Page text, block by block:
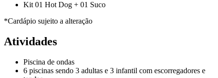
Kit 01 Hot Dog + 01 Suco
*Cardápio sujeito a alteração
Atividades
Piscina de ondas
6 piscinas sendo 3 adultas e 3 infantil com escorregadores e